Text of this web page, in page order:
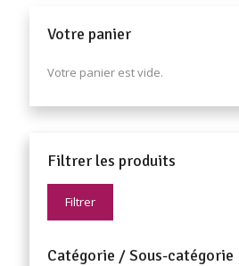
Votre panier
Votre panier est vide.
Filtrer les produits
Filtrer
Catégorie / Sous-catégorie